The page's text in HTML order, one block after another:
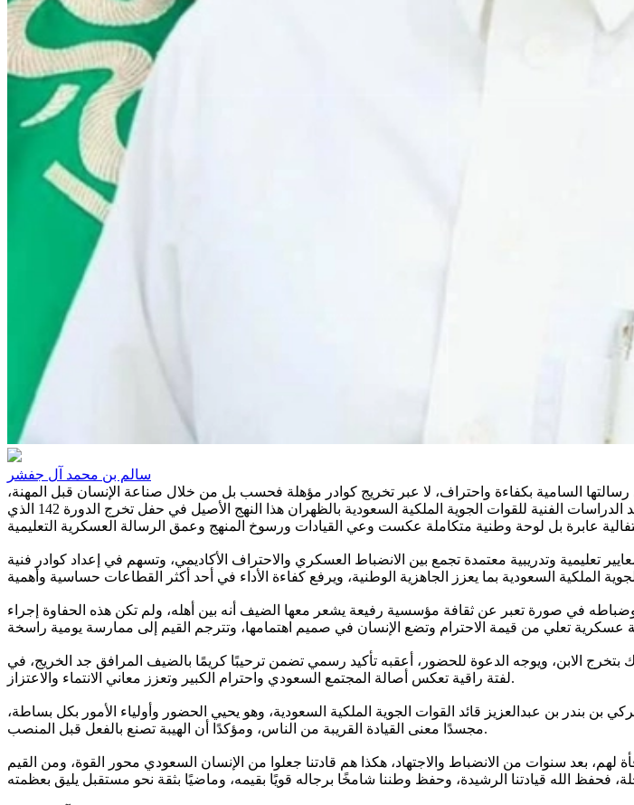
سالم بن محمد آل جفشر
السامية بكفاءة واحتراف، لا عبر تخريج كوادر مؤهلة فحسب بل من خلال صناعة الإنسان قبل المهنة،
وترسيخ القيم قبل المهارات، وبناء الشخصية الوطنية القادرة على تحمل المسؤولية، وقد جسد معهد الدراسات الفنية للقوات الجوية الملكية السعودية بالظهران هذا النهج الأصيل في حفل تخرج الدورة 142 الذي
تعليمية وتدريبية معتمدة تجمع بين الانضباط العسكري والاحتراف الأكاديمي، وتسهم في إعداد كوادر فنية
في صورة تعبر عن ثقافة مؤسسية رفيعة يشعر معها الضيف أنه بين أهله، ولم تكن هذه الحفاوة إجراء
بتخرج الابن، ويوجه الدعوة للحضور، أعقبه تأكيد رسمي تضمن ترحيبًا كريمًا بالضيف المرافق جد الخريج، في
لفتة راقية تعكس أصالة المجتمع السعودي واحترام الكبير وتعزز معاني الانتماء والاعتزاز.
بندر بن عبدالعزيز قائد القوات الجوية الملكية السعودية، وهو يحيي الحضور وأولياء الأمور بكل بساطة،
مجسدًا معنى القيادة القريبة من الناس، ومؤكدًا أن الهيبة تصنع بالفعل قبل المنصب.
بعد سنوات من الانضباط والاجتهاد، هكذا هم قادتنا جعلوا من الإنسان السعودي محور القوة، ومن القيم